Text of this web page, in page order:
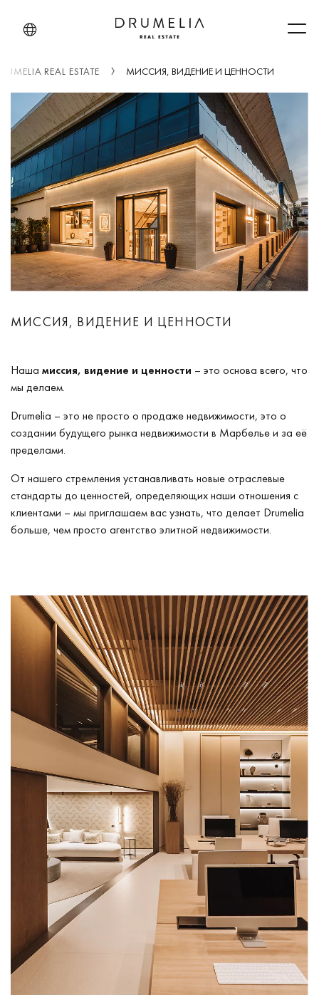
REAL ESTATE МИССИЯ, ВИДЕНИЕ И ЦЕННОСТИ
МИССИЯ, ВИДЕНИЕ И ЦЕННОСТИ
Наша миссия, видение и ценности – это основа всего, что
мы делаем.
Drumelia – это не просто о продаже недвижимости, это о
создании будущего рынка недвижимости в Марбелье и за её
пределами.
От нашего стремления устанавливать новые отраслевые
стандарты до ценностей, определяющих наши отношения с
клиентами – мы приглашаем вас узнать, что делает Drumelia
больше, чем просто агентство элитной недвижимости.